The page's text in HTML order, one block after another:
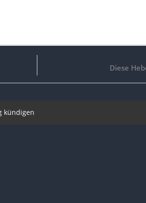
Diese
kündigen